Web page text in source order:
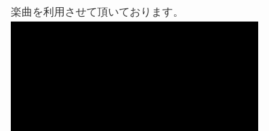
楽曲を利用させて頂いております。